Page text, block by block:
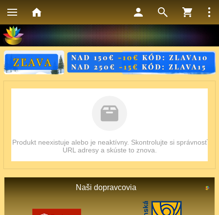
Naši dopravcovia
Produkt neexistuje alebo je neaktívny. Skontrolujte si správnosť
URL adresy a skúste to znova.